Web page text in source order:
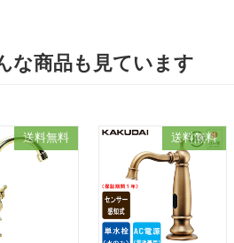
な商品も見ています
送料無料 送料無料